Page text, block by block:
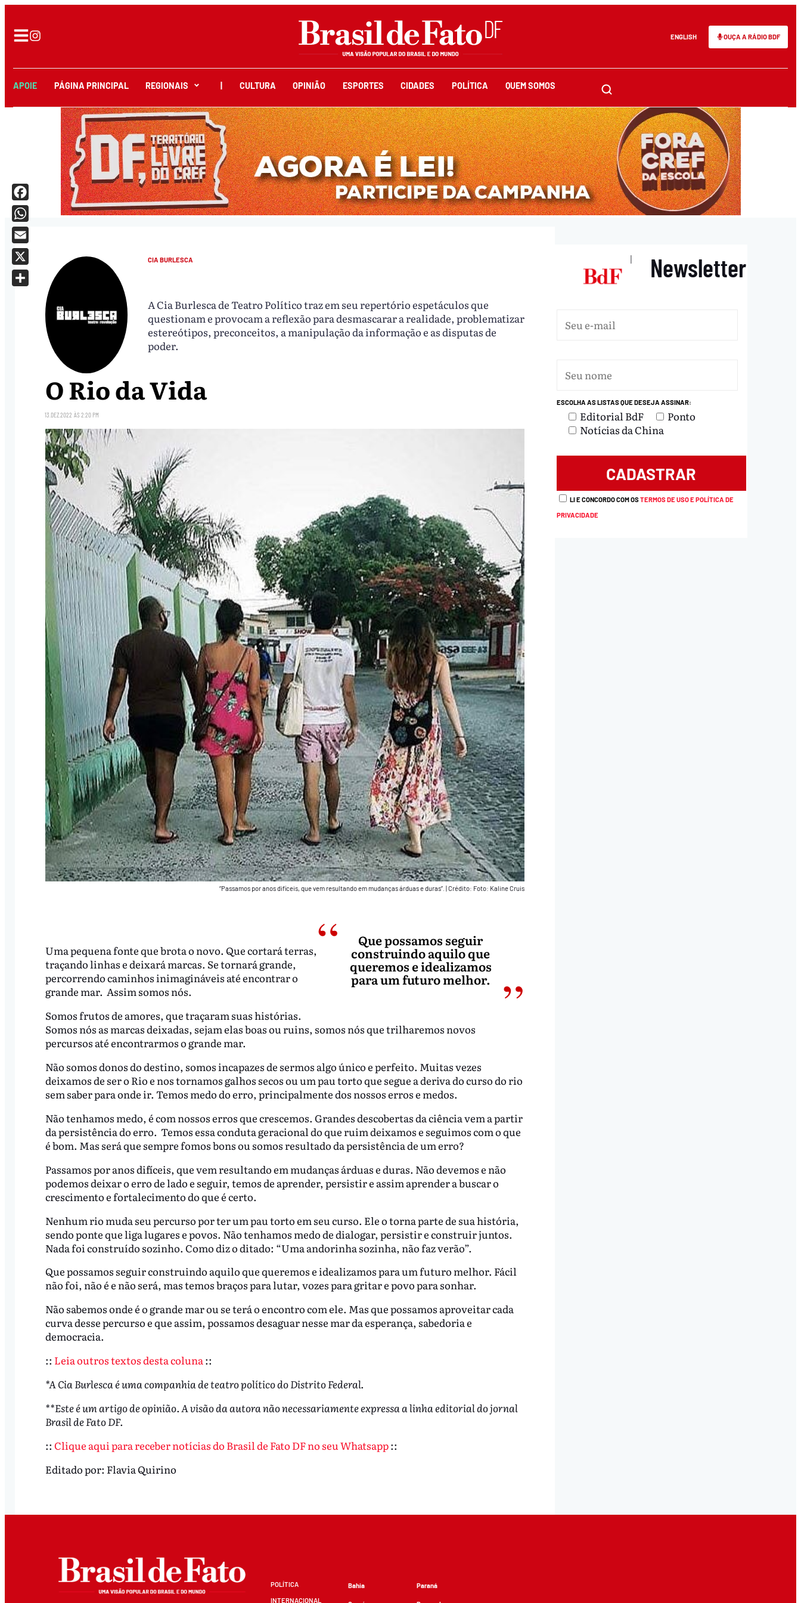
ENGLISH OUÇA A RÁDIO BDF
APOIE PÁGINA PRINCIPAL REGIONAIS CULTURA OPINIÃO ESPORTES CIDADES POLÍTICA QUEM SOMOS
CIA BURLESCA
A Cia Burlesca de Teatro Político traz em seu repertório espetáculos que
questionam e provocam a reflexão para desmascarar a realidade, problematizar
estereótipos, preconceitos, a manipulação da informação e as disputas de
poder.
O Rio da Vida
13.DEZ.2022 ÀS 2:20 PM
“Passamos por anos difíceis, que vem resultando em mudanças árduas e duras”.|Crédito: Foto: Kaline Cruis
Que possamos seguir
construindo aquilo que
queremos e idealizamos
para um futuro melhor.
Uma pequena fonte que brota o novo. Que cortará terras,
traçando linhas e deixará marcas. Se tornará grande,
percorrendo caminhos inimagináveis até encontrar o
grande mar. Assim somos nós.
Somos frutos de amores, que traçaram suas histórias.
Somos nós as marcas deixadas, sejam elas boas ou ruins, somos nós que trilharemos novos
percursos até encontrarmos o grande mar.
Não somos donos do destino, somos incapazes de sermos algo único e perfeito. Muitas vezes
deixamos de ser o Rio e nos tornamos galhos secos ou um pau torto que segue a deriva do curso do rio
sem saber para onde ir. Temos medo do erro, principalmente dos nossos erros e medos.
Não tenhamos medo, é com nossos erros que crescemos. Grandes descobertas da ciência vem a partir
da persistência do erro. Temos essa conduta geracional do que ruim deixamos e seguimos com o que
é bom. Mas será que sempre fomos bons ou somos resultado da persistência de um erro?
Passamos por anos difíceis, que vem resultando em mudanças árduas e duras. Não devemos e não
podemos deixar o erro de lado e seguir, temos de aprender, persistir e assim aprender a buscar o
crescimento e fortalecimento do que é certo.
Nenhum rio muda seu percurso por ter um pau torto em seu curso. Ele o torna parte de sua história,
sendo ponte que liga lugares e povos. Não tenhamos medo de dialogar, persistir e construir juntos.
Nada foi construído sozinho. Como diz o ditado: “Uma andorinha sozinha, não faz verão”.
Que possamos seguir construindo aquilo que queremos e idealizamos para um futuro melhor. Fácil
não foi, não é e não será, mas temos braços para lutar, vozes para gritar e povo para sonhar.
Não sabemos onde é o grande mar ou se terá o encontro com ele. Mas que possamos aproveitar cada
curva desse percurso e que assim, possamos desaguar nesse mar da esperança, sabedoria e
democracia.
:: Leia outros textos desta coluna::
*A Cia Burlesca é uma companhia de teatro político do Distrito Federal.
**Este é um artigo de opinião. A visão da autora não necessariamente expressa a linha editorial do jornal
Brasil de Fato DF.
:: Clique aqui para receber notícias do Brasil de Fato DF no seu Whatsapp::
Facebook
WhatsApp
Email
X
Editado por: Flavia Quirino
| Newsletter
ESCOLHA AS LISTAS QUE DESEJA ASSINAR:
Editorial BdF
Ponto
Notícias da China
LI E CONCORDO COM OSTERMOS DE USO E POLÍTICA DE
PRIVACIDADE
POLÍTICA
INTERNACIONAL
Bahia Paraná